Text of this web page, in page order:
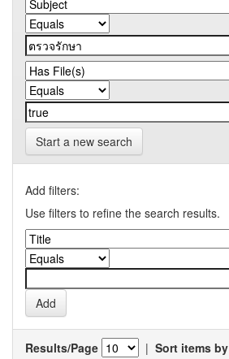
Start a new search
Add filters:
Use filters to refine the search results.
Results/Page | Sort items by